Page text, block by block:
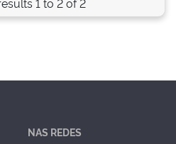
NAS REDES